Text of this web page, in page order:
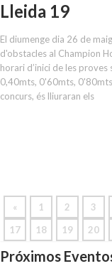
Lleida 19
El diumenge dia 26 de
d'obstacles al Champion
horari d’inici de les
0,40mts, 0'60mts,
concurs, és lliuraran els
« 1 2 3
17
18 19 20
Próximos